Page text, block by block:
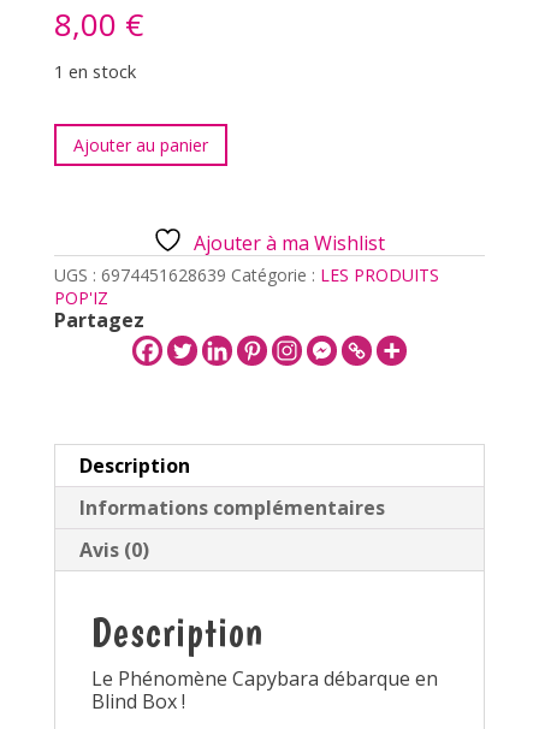
8,00 €
1 en stock
quantité
deAjouter au panier
Ajouter à ma Wishlist
UGS : 6974451628639 Catégorie : LES PRODUITS
POP'IZ
Partagez
Description
Informations complémentaires
Avis (0)
Description
Le Phénomène Capybara débarque en
Blind Box !